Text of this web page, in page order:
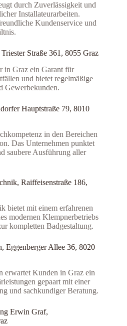
durch Zuverlässigkeit und
Installateurarbeiten.
Kundenservice und
Straße 361, 8055 Graz
in Graz ein Garant für
und bietet regelmäßige
Gewerbekunden.
Hauptstraße 79, 8010
in den Bereichen
Das Unternehmen punktet
saubere Ausführung aller
Raiffeisenstraße 186,
bietet mit einem erfahrenen
modernen Klempnerbetriebs
kompletten Badgestaltung.
Eggenberger Allee 36, 8020
erwartet Kunden in Graz ein
gepaart mit einer
und sachkundiger Beratung.
Erwin Graf,